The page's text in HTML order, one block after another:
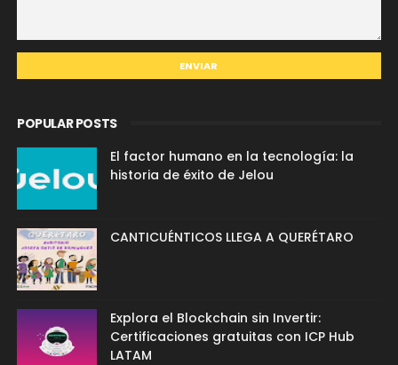
POPULAR POSTS
El factor humano en la tecnología: la
historia de éxito de Jelou
CANTICUÉNTICOS LLEGA A QUERÉTARO
Explora el Blockchain sin Invertir:
Certificaciones gratuitas con ICP Hub
LATAM